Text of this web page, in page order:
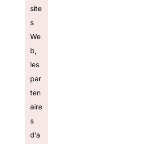
site
s
We
b,
les
par
ten
aire
s
d’a